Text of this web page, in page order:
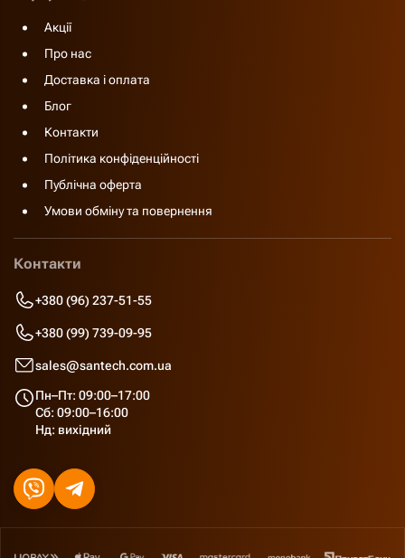
Акції
Про нас
Доставка і оплата
Блог
Контакти
Політика конфіденційності
Публічна оферта
Умови обміну та повернення
Контакти
+380 (96) 237-51-55
+380 (99) 739-09-95
sales@santech.com.ua
Пн–Пт: 09:00–17:00
Сб: 09:00–16:00
Нд: вихідний